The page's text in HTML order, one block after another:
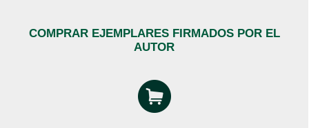
COMPRAR EJEMPLARES FIRMADOS POR EL
AUTOR